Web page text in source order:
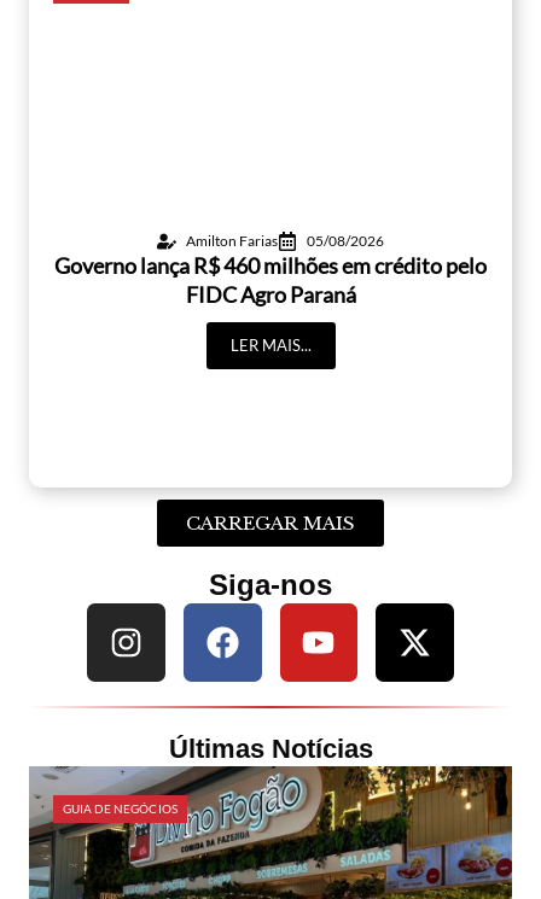
Amilton Farias 05/08/2026
Governo lança R$ 460 milhões em crédito pelo
FIDC Agro Paraná
LER MAIS...
CARREGAR MAIS
Siga-nos
Últimas Notícias
GUIA DE NEGÓCIOS